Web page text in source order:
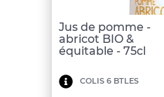
Jus de pomme -
abricot BIO &
équitable - 75cl
Minimum
COLIS 6 BTLES